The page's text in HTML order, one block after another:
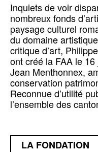
Inquiets de voir
nombreux fonds
paysage culturel
du domaine
critique d’art,
ont créé la FAA le
Jean Menthonnex,
conservation
Reconnue d’utilité
l’ensemble des
LA FONDATION